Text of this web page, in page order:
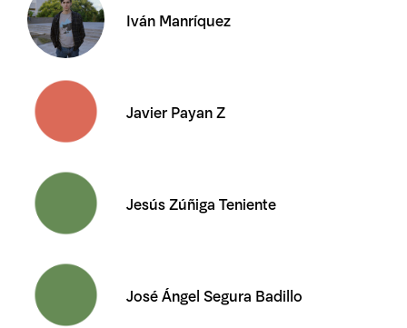
Iván Manríquez
Javier Payan Z
Jesús Zúñiga Teniente
José Ángel Segura Badillo